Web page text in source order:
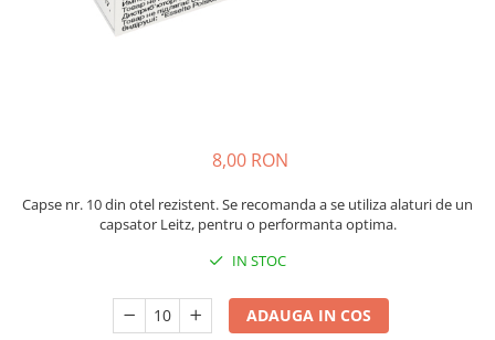
Accesorii diverse pentru birou
Pixuri cu gel
Creioane mecanice si grafit
8,00 RON
Capse nr. 10 din otel rezistent. Se recomanda a se utiliza alaturi de un
capsator Leitz, pentru o performanta optima.
IN STOC
ADAUGA IN COS